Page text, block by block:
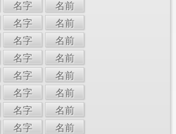
名字 名前
名字 名前
名字 名前
名字 名前
名字 名前
名字 名前
名字 名前
名字 名前